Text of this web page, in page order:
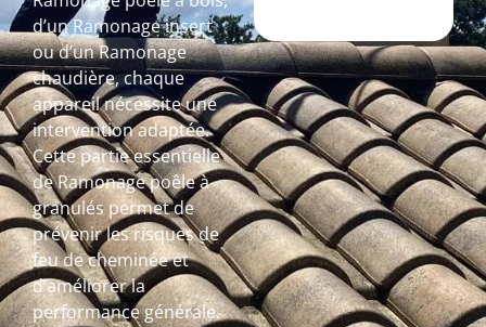
d’un Ramonage insert
ou d’un Ramonage
chaudière, chaque
appareil nécessite une
intervention adaptée.
Cette partie essentielle
de Ramonage poêle à
granulés permet de
prévenir les risques de
feu de cheminée et
d’améliorer la
performance générale.